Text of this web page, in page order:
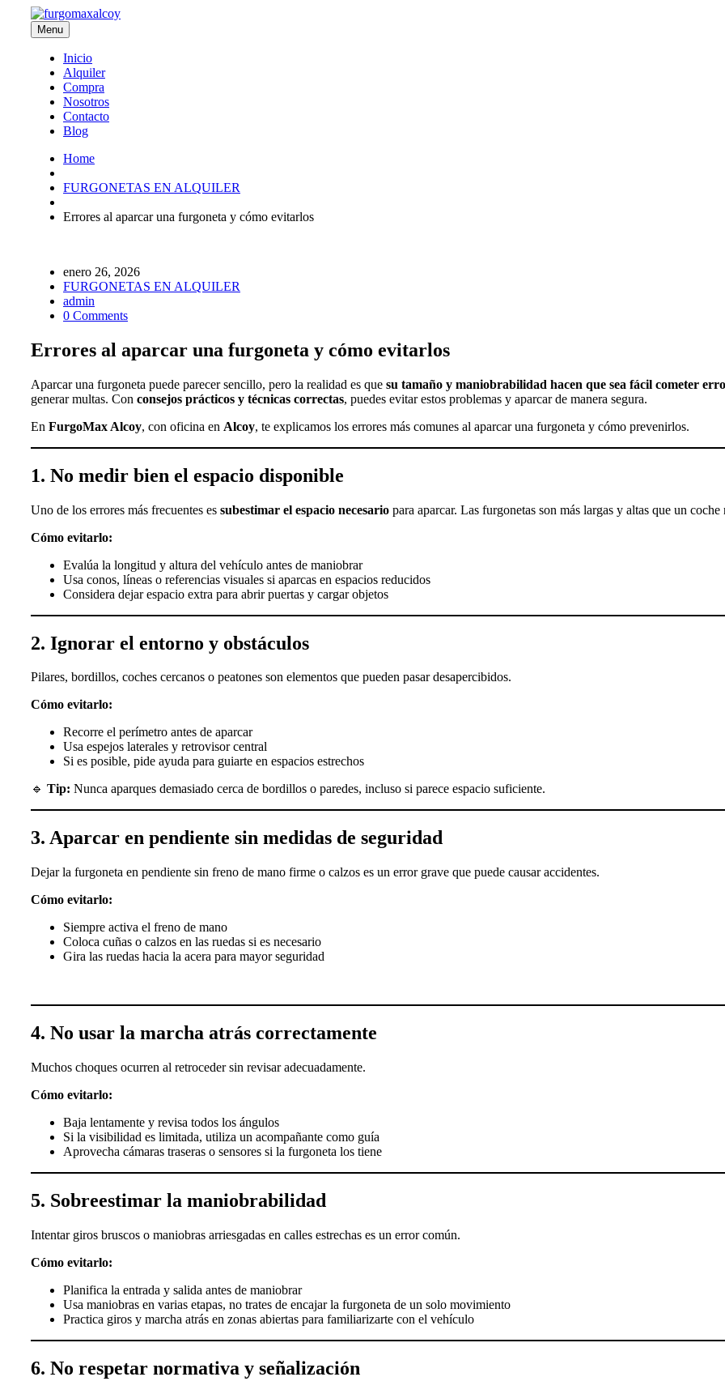
Menu
Inicio
Alquiler
Compra
Nosotros
Contacto
Blog
Home
FURGONETAS EN ALQUILER
Errores al aparcar una furgoneta y cómo evitarlos
enero 26, 2026
FURGONETAS EN ALQUILER
admin
0 Comments
Errores al aparcar una furgoneta y cómo evitarlos
Aparcar una furgoneta puede parecer sencillo, pero la realidad es que su tamaño y maniobrabilidad hacen que sea fácil cometer
generar multas. Con consejos prácticos y técnicas correctas, puedes evitar estos problemas y aparcar de manera segura.
En FurgoMax Alcoy, con oficina en Alcoy, te explicamos los errores más comunes al aparcar una furgoneta y cómo prevenirlos.
1. No medir bien el espacio disponible
Uno de los errores más frecuentes es subestimar el espacio necesario para aparcar. Las furgonetas son más largas y altas que un coche
Cómo evitarlo:
Evalúa la longitud y altura del vehículo antes de maniobrar
Usa conos, líneas o referencias visuales si aparcas en espacios reducidos
Considera dejar espacio extra para abrir puertas y cargar objetos
2. Ignorar el entorno y obstáculos
Pilares, bordillos, coches cercanos o peatones son elementos que pueden pasar desapercibidos.
Cómo evitarlo:
Recorre el perímetro antes de aparcar
Usa espejos laterales y retrovisor central
Si es posible, pide ayuda para guiarte en espacios estrechos
🔹 Tip: Nunca aparques demasiado cerca de bordillos o paredes, incluso si parece espacio suficiente.
3. Aparcar en pendiente sin medidas de seguridad
Dejar la furgoneta en pendiente sin freno de mano firme o calzos es un error grave que puede causar accidentes.
Cómo evitarlo:
Siempre activa el freno de mano
Coloca cuñas o calzos en las ruedas si es necesario
Gira las ruedas hacia la acera para mayor seguridad
4. No usar la marcha atrás correctamente
Muchos choques ocurren al retroceder sin revisar adecuadamente.
Cómo evitarlo:
Baja lentamente y revisa todos los ángulos
Si la visibilidad es limitada, utiliza un acompañante como guía
Aprovecha cámaras traseras o sensores si la furgoneta los tiene
5. Sobreestimar la maniobrabilidad
Intentar giros bruscos o maniobras arriesgadas en calles estrechas es un error común.
Cómo evitarlo:
Planifica la entrada y salida antes de maniobrar
Usa maniobras en varias etapas, no trates de encajar la furgoneta de un solo movimiento
Practica giros y marcha atrás en zonas abiertas para familiarizarte con el vehículo
6. No respetar normativa y señalización